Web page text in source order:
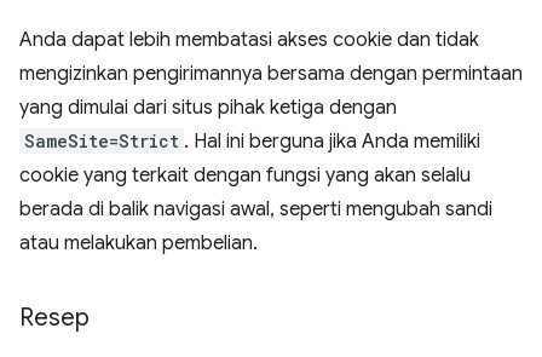
Anda dapat lebih membatasi akses cookie dan tidak
mengizinkan pengirimannya bersama dengan permintaan
yang dimulai dari situs pihak ketiga dengan
SameSite=Strict . Hal ini berguna jika Anda memiliki
cookie yang terkait dengan fungsi yang akan selalu
berada di balik navigasi awal, seperti mengubah sandi
atau melakukan pembelian.
Resep